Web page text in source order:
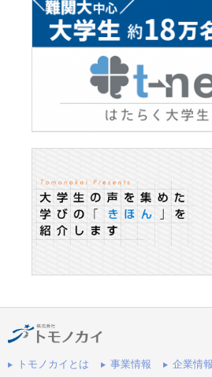
トモノカイとは 事業情報 企業情報